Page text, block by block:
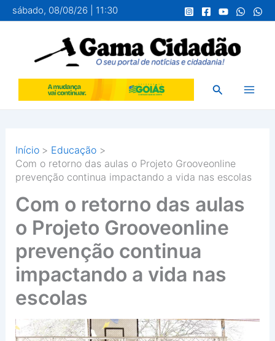
para
conteúdo
sábado, 08/08/26 | 11:30
Pesquisar
Início
Educação
Com o retorno das aulas o Projeto Grooveonline
prevenção continua impactando a vida nas escolas
Com o retorno das aulas
o Projeto Grooveonline
prevenção continua
impactando a vida nas
escolas